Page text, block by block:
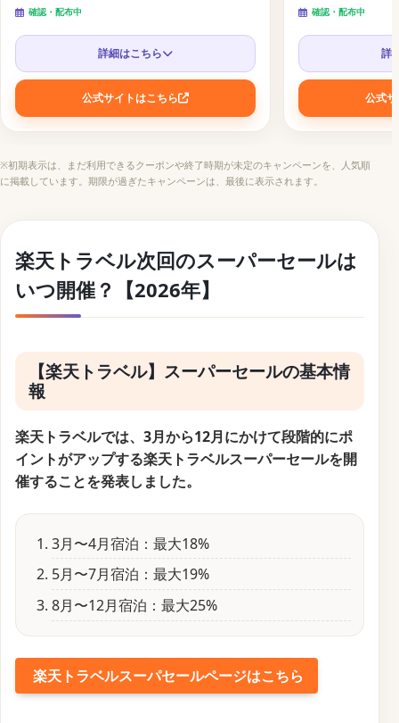
最大20％OFF！
【楽天トラベル】ボーナスプログラムキャンペーン
【楽天トラベル】毎月開催の各サービスを初めて使う毎
に最大5,000ポイントゲットの利用キャンペーン
【楽天トラベル】楽天モバイル契約者間限定でポイント
【楽天トラベル】毎月5と0のつく日に最高級宿が
ペーン傾向まとめ】
過去キャンペーンの開催履歴一覧
楽天トラベルのセールに関するよくある質問
まとめ
【関連】旅行で使えるクーポンコードまとめ
ホテル予約サイトに使えるお得な旅行クーポンコード
アクティビティ予約に使えるお得な旅行クーポンコード
パッケージツアーとホテル予約サイトに使えるお得な旅
航空券予約に使えるお得な旅行クーポンコード
確認・配布中
詳細はこちら
公式サイトはこちら
確認・配布中
詳
公式
※初期表示は、まだ利用できるクーポンや終了時期が未定のキャンペーンを、人気順
に掲載しています。期限が過ぎたキャンペーンは、最後に表示されます。
楽天トラベル次回のスーパーセールは
いつ開催？【2026年】
【楽天トラベル】スーパーセールの基本情
報
楽天トラベルでは、3月から12月にかけて段階的にポ
イントがアップする楽天トラベルスーパーセールを開
催することを発表しました。
3月〜4月宿泊：最大18%
5月〜7月宿泊：最大19%
8月〜12月宿泊：最大25%
楽天トラベルスーパセールページはこちら